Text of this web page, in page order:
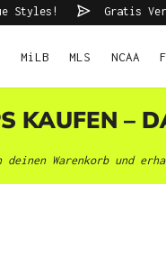
Styles! Gratis
MiLB MLS NCAA
KAUFEN –
Warenkorb und